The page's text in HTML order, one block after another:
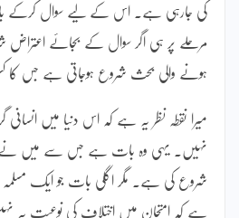
کی جارہی ہے۔ اس کے لیے سوال کرکے بات
مرحلے پر ہی اگر سوال کے بجائے اعتراض
ہونے والی بحث شروع ہوجاتی ہے جس کا کسی
میرا نقطہ نظر یہ ہے کہ اس دنیا میں انسانی
نہیں۔ یہی وہ بات ہے جس سے میں نے
شروع کی ہے۔ مگر اگلی بات جو ایک مسلمہ
ہے کہ امتحان میں اختلاف کی نوعیت یہ